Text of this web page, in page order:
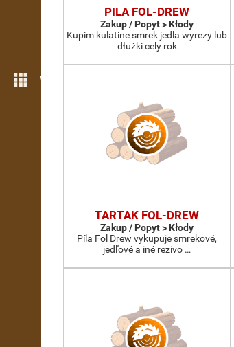
Więcej możliwości
PILA FOL-DREW
Zakup / Popyt > Kłody
Kupim kulatine smrek jedla wyrezy lub
dłużki cely rok
TARTAK FOL-DREW
Zakup / Popyt > Kłody
Píla Fol Drew vykupuje smrekové,
jedľové a iné rezivo …